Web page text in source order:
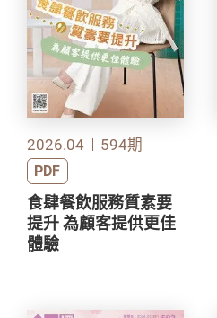
2026.04 594期
PDF
食肆餐飲服務質素要
提升 為顧客提供更佳
體驗